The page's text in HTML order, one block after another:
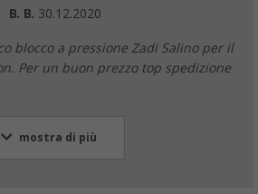
B. B. 30.12.2020
blocco a pressione Zadi Salino per il
Per un buon prezzo top spedizione
mostra di più